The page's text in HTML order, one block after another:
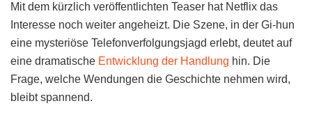
Mit dem kürzlich veröffentlichten Teaser hat Netflix das
Interesse noch weiter angeheizt. Die Szene, in der Gi-hun
eine mysteriöse Telefonverfolgungsjagd erlebt, deutet auf
eine dramatische Entwicklung der Handlung hin. Die
Frage, welche Wendungen die Geschichte nehmen wird,
bleibt spannend.